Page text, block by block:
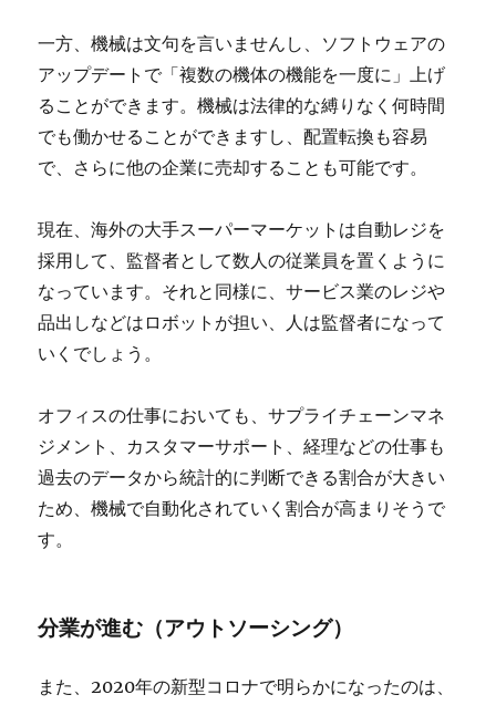
一方、機械は文句を言いませんし、 ソフトウェアの
アップデートで「複数の機体の機能を一度に」上げ
ることができます。機械は法律的な縛りなく何時間
でも働かせることができますし、配置転換も容易
で、さらに他の企業に売却することも可能です。
現在、海外の大手スーパーマーケットは自動レジを
採用して、監督者として数人の従業員を置くように
なっています。それと同様に、サービス業のレジや
品出しなどはロボットが担い、 人は監督者になって
い くでしょう。
オフィスの仕事においても、サプライチェーンマネ
ジメント、カスタマーサポート、経理などの仕事も
過去のデータから統計的に判断できる割合が大きい
ため、機械で自動化されていく割合が高まりそうで
す。
分業が進む（アウトソーシング）
また、2020年の新型コロナで明らかになったのは、